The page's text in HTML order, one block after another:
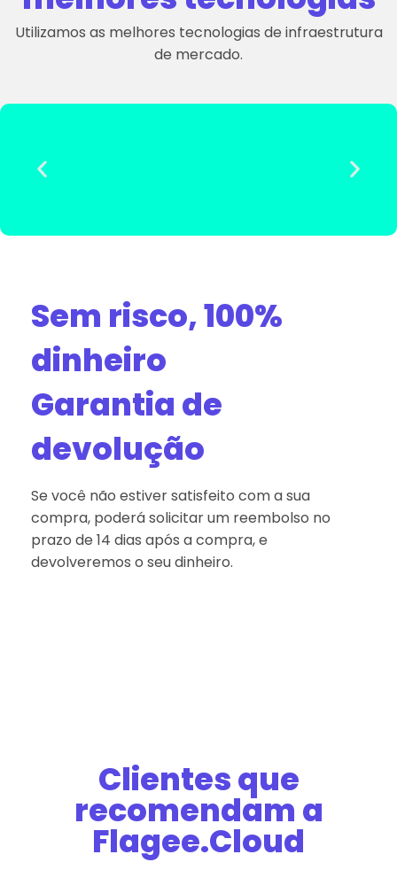
Utilizamos as melhores tecnologias de infraestrutura
de mercado.
Sem risco, 100%
dinheiro
Garantia de
devolução
Se você não estiver satisfeito com a sua
compra, poderá solicitar um reembolso no
prazo de 14 dias após a compra, e
devolveremos o seu dinheiro.
Clientes que
recomendam a
Flagee.Cloud